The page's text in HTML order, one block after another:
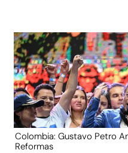
Colombia: Gustavo Petro
Reformas